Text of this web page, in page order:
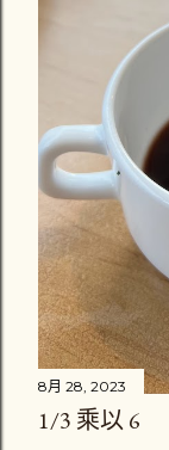
8月 28, 2023
1/3 乘以 6